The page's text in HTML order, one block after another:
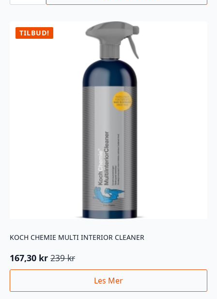
PLUS
antall
TILBUD!
KOCH CHEMIE MULTI INTERIOR CLEANER
239kr
Opprinnelig
pris
239 kr.
167,30 kr
Nåværende
pris
167,30 kr.
Les Mer